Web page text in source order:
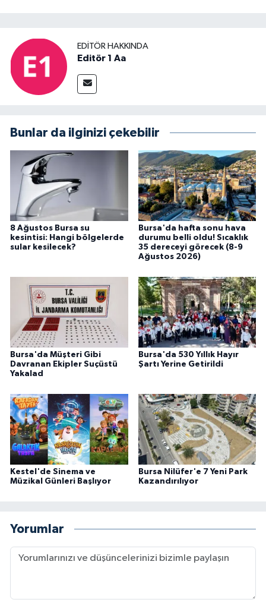
EDITÖR HAKKINDA
Editör 1 Aa
Bunlar da ilginizi çekebilir
8 Ağustos Bursa su
kesintisi: Hangi bölgelerde
sular kesilecek?
Bursa'da hafta sonu hava
durumu belli oldu! Sıcaklık
35 dereceyi görecek (8-9
Ağustos 2026)
Bursa'da Müşteri Gibi
Davranan Ekipler Suçüstü
Yakalad
Bursa'da 530 Yıllık Hayır
Şartı Yerine Getirildi
Kestel'de Sinema ve
Müzikal Günleri Başlıyor
Bursa Nilüfer'e 7 Yeni Park
Kazandırılıyor
Yorumlar